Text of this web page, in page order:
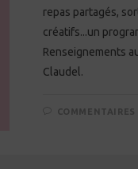
repas partagés,
créatifs...un
Renseignements
Claudel.
COMMENTAIRES